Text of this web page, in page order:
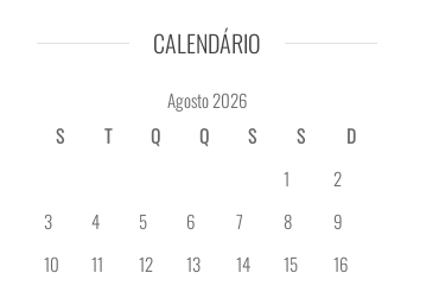
CALENDÁRIO
Agosto 2026
S
T Q Q S S
D
1
2
3
4 5 6 7 8
9
10
11 12 13 14 15
16